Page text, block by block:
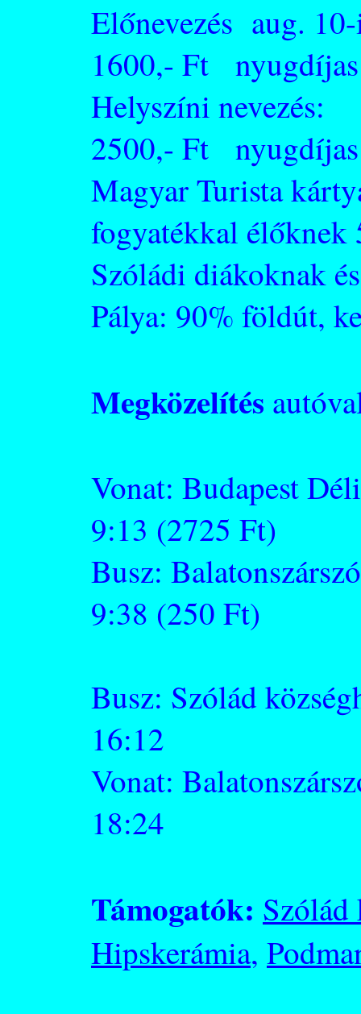
Előnevezés aug.
1600,- Ft
Helyszíni
2500,- Ft
Magyar Turista
fogyatékkal élőknek
Szóládi diákoknak
Pálya: 90% földút,
Megközelítés
Vonat: Budapest
9:13 (2725 Ft)
Busz:
9:38 (250 Ft)
Busz: Szólád
16:12
Vonat:
18:24
Támogatók: Szólád
Hipskerámia,